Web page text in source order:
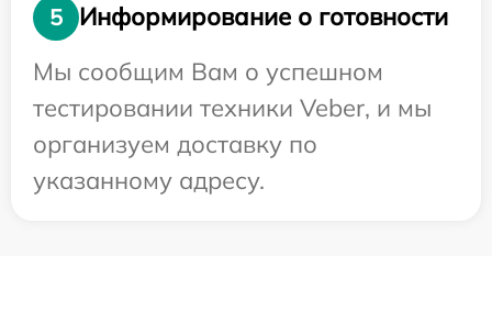
5
Информирование о готовности
Мы сообщим Вам о успешном
тестировании техники Veber, и мы
организуем доставку по
указанному адресу.